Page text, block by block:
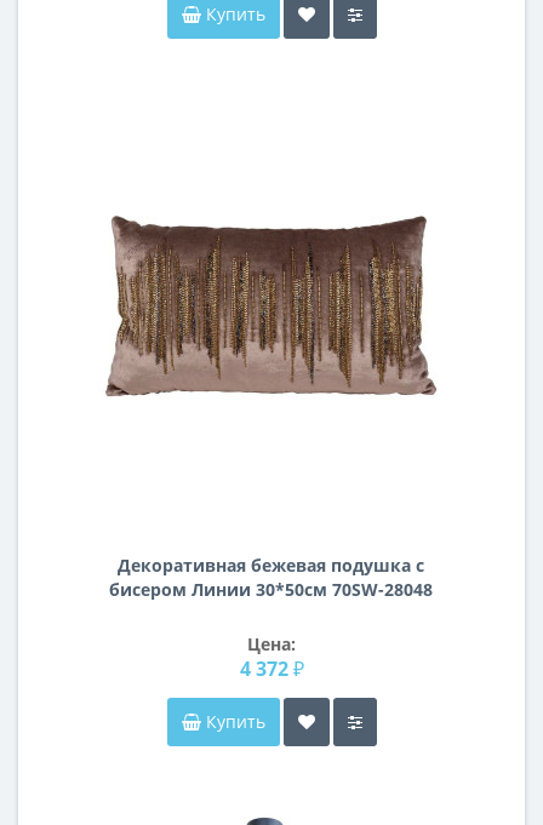
Купить
Декоративная бежевая подушка с
бисером Линии 30*50см 70SW-28048
Цена:
4 372 ₽
Купить